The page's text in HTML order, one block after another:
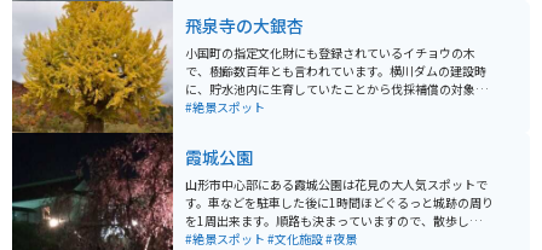
す。
飛泉寺の大銀杏
小国町の指定文化財にも登録されているイチョウの木
で、樹齢数百年とも言われています。横川ダムの建設時
に、貯水池内に生育していたことから伐採補償の対象と
なりましたが、地域住民からの強い要望と文化財保護の
紅葉時期は圧巻です。
#絶景スポット
霞城公園
山形市中心部にある霞城公園は花見の大人気スポットで
す。車などを駐車した後に1時間ほどぐるっと城跡の周り
を1周出来ます。順路も決まっていますので、散歩しなが
ら花見をすることが出来ます。 30分ほど歩いた後は開け
#絶景スポット #文化施設#夜景